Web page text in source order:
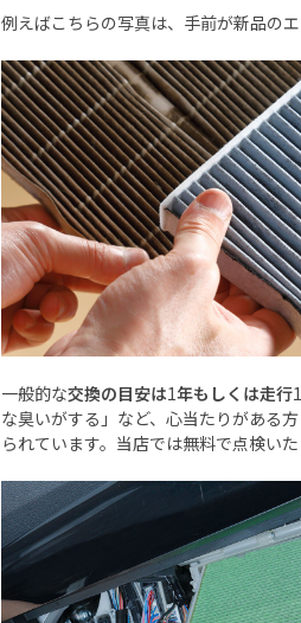
例えばこちらの写真は、手前が新品の
一般的な交換の目安は1年もしくは走行1
な臭いがする」など、心当たりがある
られています。当店では無料で点検い